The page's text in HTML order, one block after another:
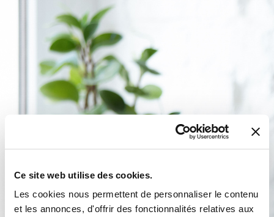
Ce site web utilise des cookies.
Les cookies nous permettent de personnaliser le contenu
et les annonces, d'offrir des fonctionnalités relatives aux